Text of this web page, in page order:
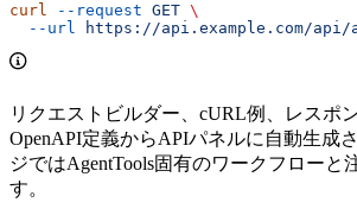
curl --request GET \
  --url
https://api.example.com/api/
リクエストビルダー、cURL例、レスポ
OpenAPI定義からAPIパネルに自動生成
ジではAgentTools固有のワークフローと
す。